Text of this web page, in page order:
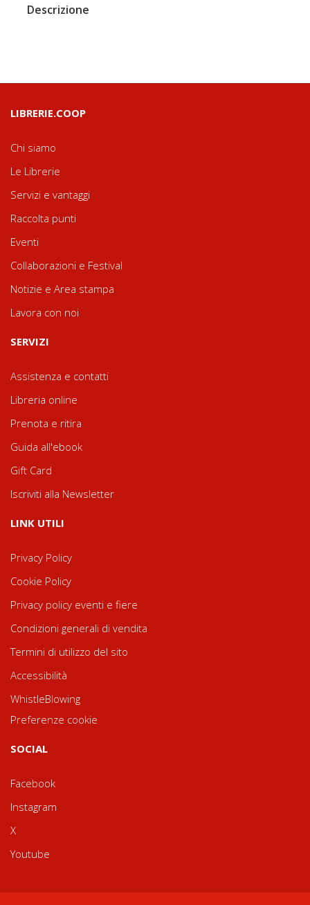
Descrizione
LIBRERIE.COOP
Chi siamo
Le Librerie
Servizi e vantaggi
Raccolta punti
Eventi
Collaborazioni e Festival
Notizie e Area stampa
Lavora con noi
SERVIZI
Assistenza e contatti
Libreria online
Prenota e ritira
Guida all'ebook
Gift Card
Iscriviti alla Newsletter
LINK UTILI
Privacy Policy
Cookie Policy
Privacy policy eventi e fiere
Condizioni generali di vendita
Termini di utilizzo del sito
Accessibilità
WhistleBlowing
Preferenze cookie
SOCIAL
Facebook
Instagram
X
Youtube